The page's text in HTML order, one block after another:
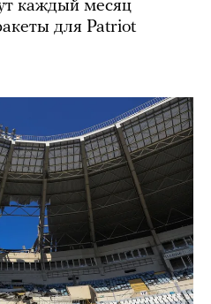
каждый месяц
для Patriot